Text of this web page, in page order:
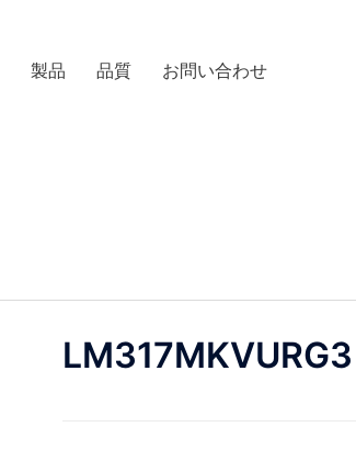
製品 品質 お問い合わせ
LM317MKVURG3